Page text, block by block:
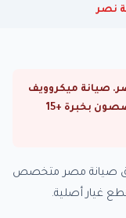
نصر
صيانة ميكروويف
زانوسي في القاهرة والجيزة. فنيون متخصصون بخبرة +15
صيانة مصر متخصص
غيار أصلية.